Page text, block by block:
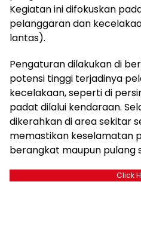
Kegiatan ini difokuskan
pelanggaran dan
lantas).
Pengaturan dilakukan di
potensi tinggi terjadinya
kecelakaan, seperti di
padat dilalui kendaraan.
dikerahkan di area sekitar
memastikan keselamatan
berangkat maupun pulang
Click